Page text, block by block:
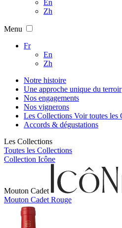
En
Zh
Menu
Fr
En
Zh
Notre histoire
Une approche unique du terroir
Nos engagements
Nos vignerons
Les Collections Voir toutes les
Accords & dégustations
Les Collections
Toutes les Collections
Collection Icône
Mouton Cadet
Mouton Cadet Rouge